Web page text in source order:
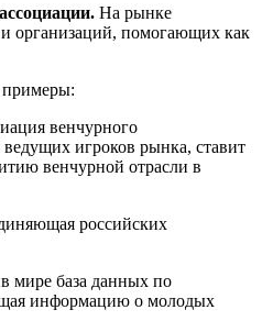
На рынке
организаций, помогающих как
венчурного
игроков рынка, ставит
венчурной отрасли в
российских
мире база данных по
информацию о молодых